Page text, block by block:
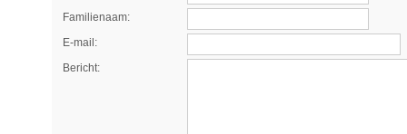
Familienaam:
E-mail:
Bericht: